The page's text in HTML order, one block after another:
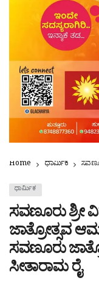
Home ಧಾರ್ಮಿಕ
ಧಾರ್ಮಿಕ
ಸವಣೂರು ಶ್ರೀ
ಜಾತ್ರೋತ್ಸವ
ಸವಣೂರು
ಸೀತಾರಾಮ ರೈ